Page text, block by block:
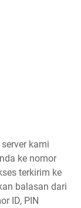
kami
ke nomor
terkirim ke
balasan dari
ID, PIN